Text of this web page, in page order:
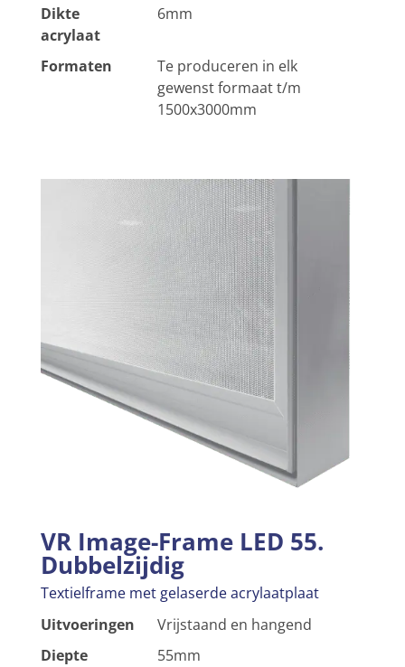
Dikte
acrylaat
6mm
Formaten
Te produceren in elk
gewenst formaat t/m
1500x3000mm
VR Image-Frame LED 55.
Dubbelzijdig
Textielframe met gelaserde acrylaatplaat
Uitvoeringen
Vrijstaand en hangend
Diepte
55mm